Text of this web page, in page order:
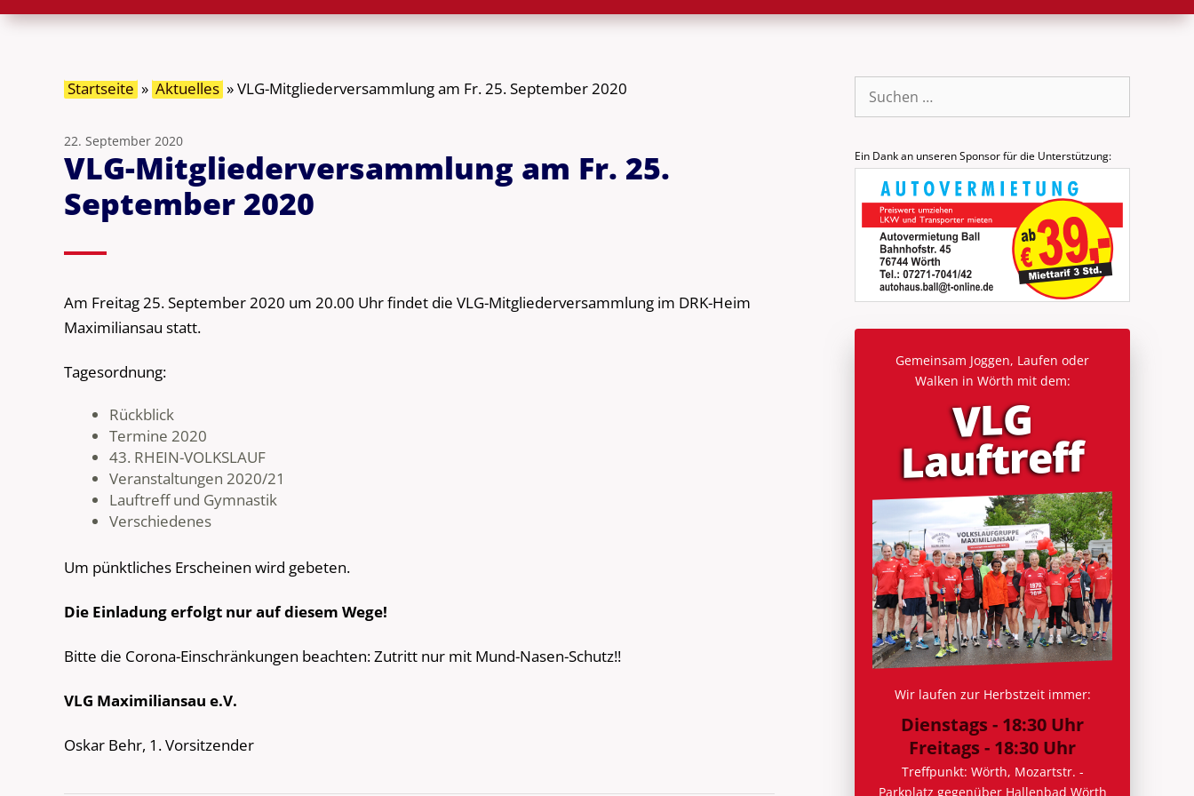
Startseite » Aktuelles »VLG-Mitgliederversammlung am Fr. 25. September 2020
22. September 2020
VLG-Mitgliederversammlung am Fr. 25.
September 2020
Am Freitag 25. September 2020 um 20.00 Uhr findet die VLG-Mitgliederversammlung im DRK-Heim
Maximiliansau statt.
Tagesordnung:
Rückblick
Termine 2020
43. RHEIN-VOLKSLAUF
Veranstaltungen 2020/21
Lauftreff und Gymnastik
Verschiedenes
Um pünktliches Erscheinen wird gebeten.
Die Einladung erfolgt nur auf diesem Wege!
Bitte die Corona-Einschränkungen beachten: Zutritt nur mit Mund-Nasen-Schutz!!
VLG Maximiliansau e.V.
Oskar Behr, 1. Vorsitzender
Suche
nach:
Ein Dank an unseren Sponsor für die Unterstützung:
Gemeinsam Joggen, Laufen oder
Walken in Wörth mit dem:
VLG
Lauf­treff
Wir laufen zur Herbstzeit immer:
Dienstags - 18:30 Uhr
Freitags - 18:30 Uhr
Treffpunkt: Wörth, Mozartstr. -
Parkplatz gegenüber Hallenbad Wörth